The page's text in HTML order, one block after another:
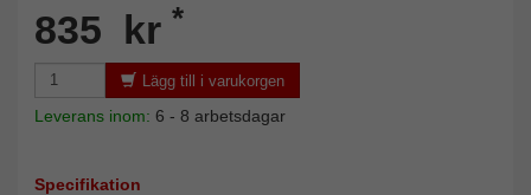
835 kr *
Lägg till i varukorgen
Leverans inom: 6 - 8 arbetsdagar
Specifikation